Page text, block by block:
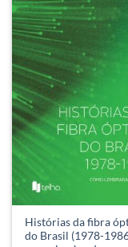
Histórias da fibra
do Brasil (1978-